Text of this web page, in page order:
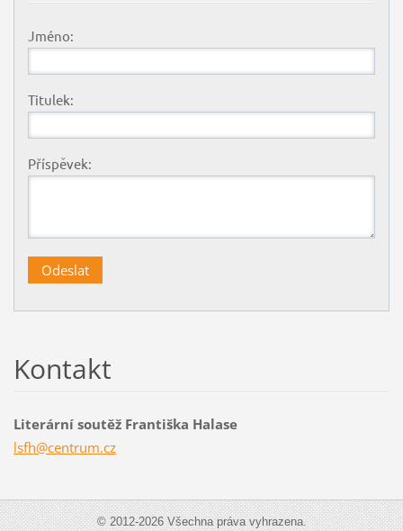
Jméno:
Titulek:
Příspěvek:
Kontakt
Literární soutěž Františka Halase
lsfh@centrum.cz
© 2012-2026 Všechna práva vyhrazena.